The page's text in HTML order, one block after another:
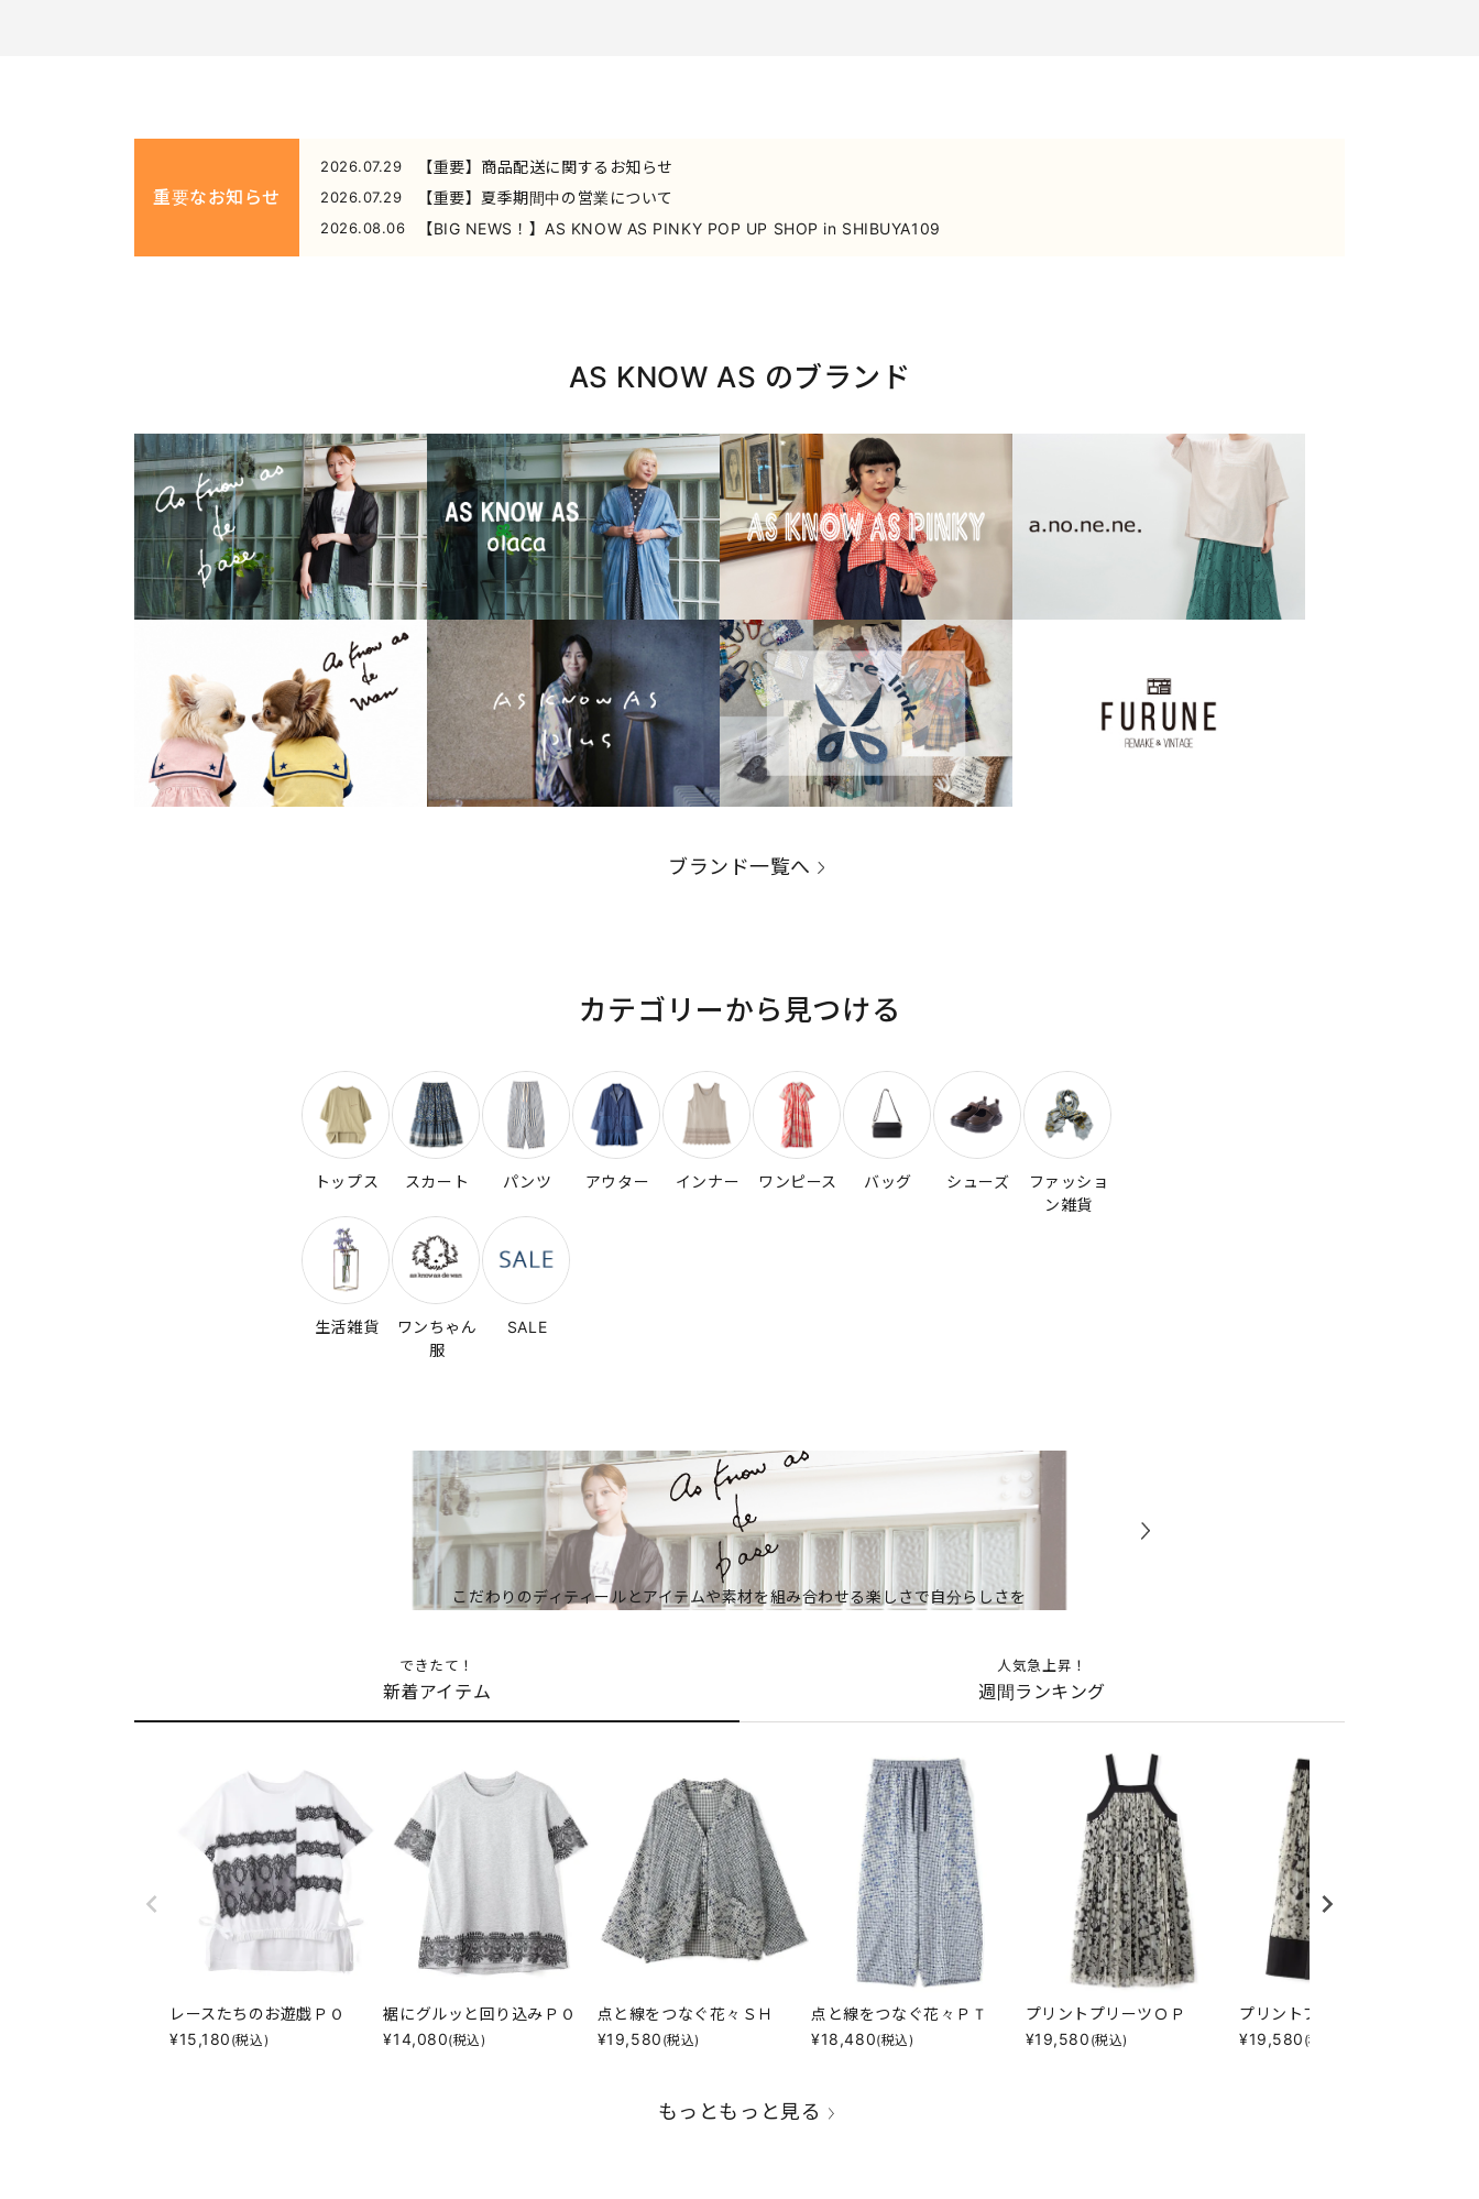
重要なお知らせ
2026.07.29 【重要】商品配送に関するお知らせ
2026.07.29 【重要】夏季期間中の営業について
2026.08.06 【BIG NEWS！】AS KNOW AS PINKY POP UP SHOP in SHIBUYA109
AS KNOW AS のブランド
ブランド一覧へ
カテゴリーから見つける
トップス スカート パンツ アウター インナー ワンピース バッグ シューズ
ファッショ
ン雑貨
生活雑貨
ワンちゃん
服
SALE
こだわりのディティールとアイテムや素材を組み合わせる楽しさで自分らしさを
できたて！
新着アイテム
人気急上昇！
週間ランキング
レースたちのお遊戯ＰＯ
¥15,180 (税込)
裾にグルッと回り込みＰＯ
¥14,080(税込)
点と線をつなぐ花々ＳＨ
¥19,580 (税込)
点と線をつなぐ花々ＰＴ
¥18,480(税込)
プリントプリーツＯＰ
¥19,580 (税込)
プリントプリーツＳＫ
¥19,580 (税込)
もっともっと見る